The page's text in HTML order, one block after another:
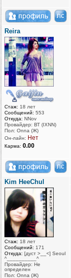
Reira
Стаж: 18 лет
Сообщений: 553
Откуда: NNov
Провайдер: ВТ (IXNN)
Пол: Onna (Ж)
Он-лайн: Нет
Карма: 0.00
Kim HeeChul
Стаж: 18 лет
Сообщений: 171
Откуда: [дуст >__<] Seoul
^__________^
Провайдер: Не
определен
Пол: Onna (Ж)